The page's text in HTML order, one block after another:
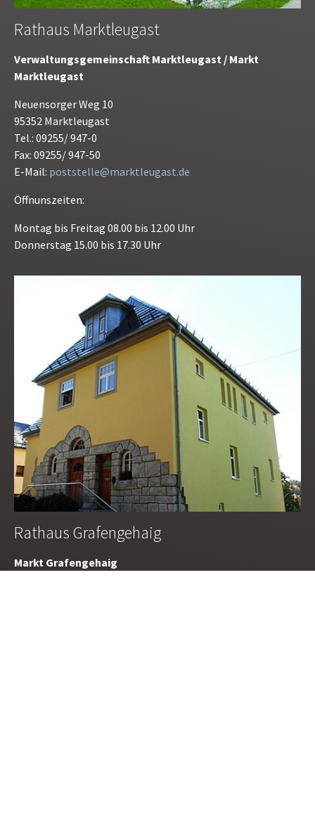
Rathaus Marktleugast
Verwaltungsgemeinschaft Marktleugast / Markt
Marktleugast
Neuensorger Weg 10
95352 Marktleugast
Tel.: 09255/ 947-0
Fax: 09255/ 947-50
E-Mail: poststelle@marktleugast.de
Öffnunszeiten:
Montag bis Freitag 08.00 bis 12.00 Uhr
Donnerstag 15.00 bis 17.30 Uhr
Rathaus Grafengehaig
Markt Grafengehaig